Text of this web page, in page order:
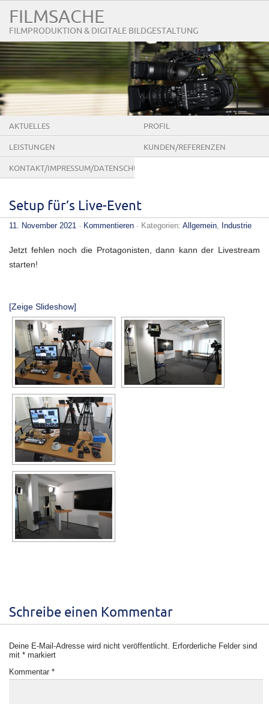
FILMSACHE
FILMPRODUKTION & DIGITALE BILDGESTALTUNG
AKTUELLES PROFIL
LEISTUNGEN KUNDEN/REFERENZEN
KONTAKT/IMPRESSUM/DATENSCHUTZ
Setup für’s Live-Event
11. November 2021 · Kommentieren · Kategorien: Allgemein Industrie
Jetzt fehlen noch die Protagonisten, dann kann der Livestream
starten!
[Zeige Slideshow]
Schreibe einen Kommentar
Deine E-Mail-Adresse wird nicht veröffentlicht.
Erforderliche Felder sind
mit * markiert
Kommentar *